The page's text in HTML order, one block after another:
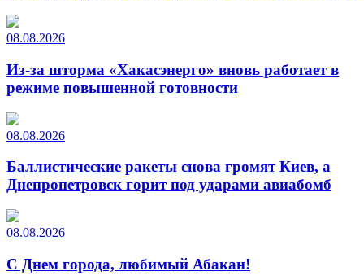
08.08.2026
Из-за шторма «Хакасэнерго» вновь работает в
режиме повышенной готовности
08.08.2026
Баллистические ракеты снова громят Киев, а
Днепропетровск горит под ударами авиабомб
08.08.2026
С Днем города, любимый Абакан!